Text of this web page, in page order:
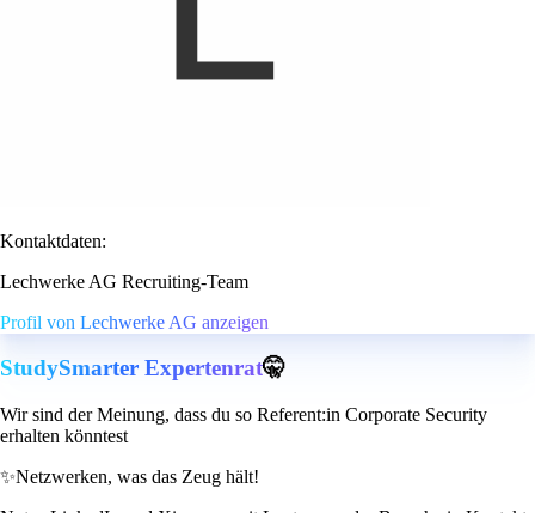
Kontaktdaten:
Lechwerke AG Recruiting-Team
Profil von Lechwerke AG anzeigen
StudySmarter Expertenrat🤫
Wir sind der Meinung, dass du so Referent:in Corporate Security
erhalten könntest
✨Netzwerken, was das Zeug hält!